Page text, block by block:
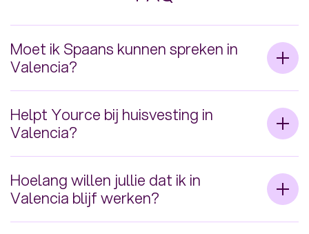
Moet ik Spaans kunnen spreken in
Valencia?
in Valencia. Je werkt voor Nederlandse
klanten en met Nederlandse & Vlaamse
Helpt Yource bij huisvesting in
Valencia?
je in contact met meerdere huisvesting
mogelijkheden.
Hoelang willen jullie dat ik in
Valencia blijf werken?